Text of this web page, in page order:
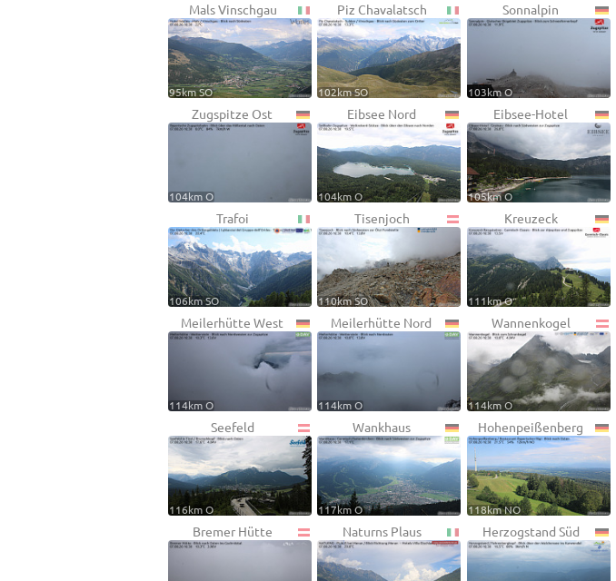
Mals Vinschgau
95km SO
Piz Chavalatsch
102km SO
Sonnalpin
103km O
Zugspitze Ost
104km O
Eibsee Nord
104km O
Eibsee-Hotel
105km O
Trafoi
106km SO
Tisenjoch
110km SO
Kreuzeck
111km O
Meilerhütte West
114km O
Meilerhütte Nord
114km O
Wannenkogel
114km O
Seefeld
116km O
Wankhaus
117km O
Hohenpeißenberg
118km NO
Bremer Hütte Naturns Plaus Herzogstand Süd